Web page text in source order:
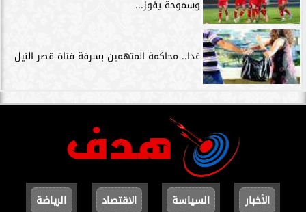
وسموحة يفوز...
غدا.. محاكمة المتهمين بسرقة فتاة قصر النيل
الأخبار السياسة الاقتصاد
الرياضة